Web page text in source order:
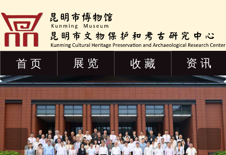
首 页 展 览 收 藏 资 讯